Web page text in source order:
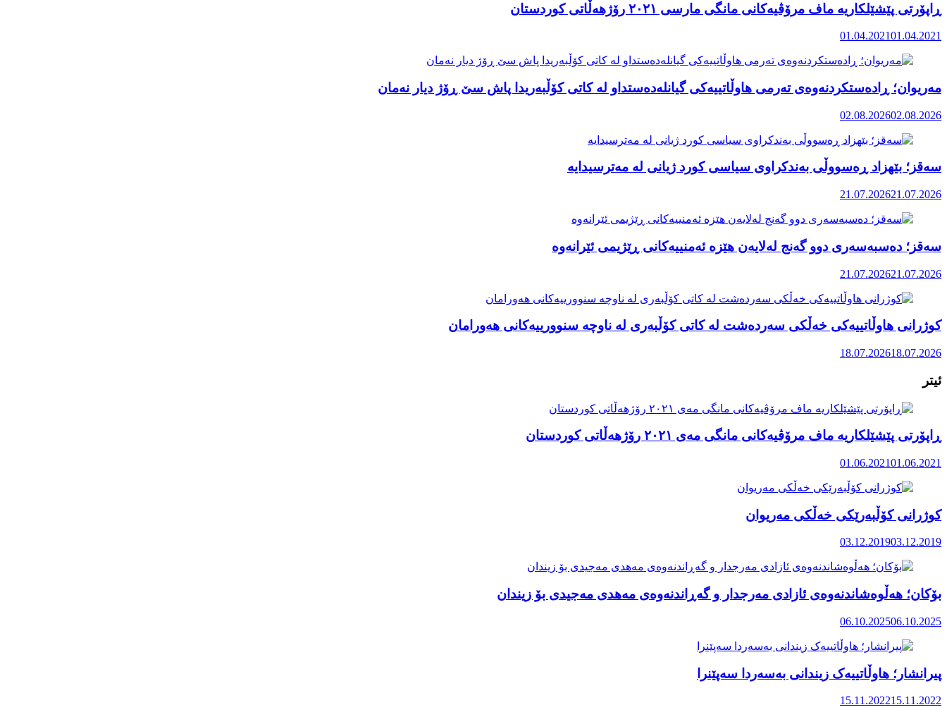
ڕاپۆرتی پێشێلکاریە ماف مرۆڤیەکانی مانگی مارسی ٢٠٢١ رۆژهەڵاتی کوردستان
01.04.202101.04.2021
مەریوان؛ ڕادەستکردنەوەی تەرمی هاوڵاتییەکی گیانلەدەستداو لە کاتی کۆڵبەریدا پاش سێ ڕۆژ دیار نەمان
02.08.202602.08.2026
سەقز؛ بێهزاد ڕەسووڵی بەندکراوی سیاسی کورد ژیانی لە مەترسیدایە
21.07.202621.07.2026
سەقز؛ دەسبەسەری دوو گەنج لەلایەن هێزە ئەمنییەکانی ڕێژیمی ئێرانەوە
21.07.202621.07.2026
کوژرانی هاوڵاتییەکی خەڵکی سەردەشت لە کاتی کۆڵبەری لە ناوچە سنوورییەکانی هەورامان
18.07.202618.07.2026
ئیتر
ڕاپۆرتی پێشێلکاریە ماف مرۆڤیەکانی مانگی مەی ٢٠٢١ رۆژهەڵاتی کوردستان
01.06.202101.06.2021
کوژرانی کۆڵبەرێکی خەڵکی مەریوان
03.12.201903.12.2019
بۆکان؛ هەڵوەشاندنەوەی ئازادی مەرجدار و گەڕاندنەوەی مەهدی مەجیدی بۆ زیندان
06.10.202506.10.2025
پیرانشار؛ هاوڵاتییەک زیندانی بەسەردا سەپێنرا
15.11.202215.11.2022